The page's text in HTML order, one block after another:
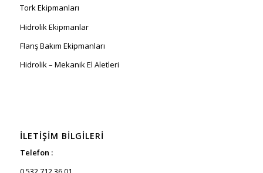
Tork Ekipmanları
Hidrolik Ekipmanlar
Flanş Bakım Ekipmanları
Hidrolik – Mekanik El Aletleri
İLETIŞIM BILGILERI
Telefon :